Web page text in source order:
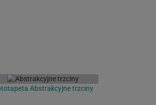
Abstrakcyjne trzciny